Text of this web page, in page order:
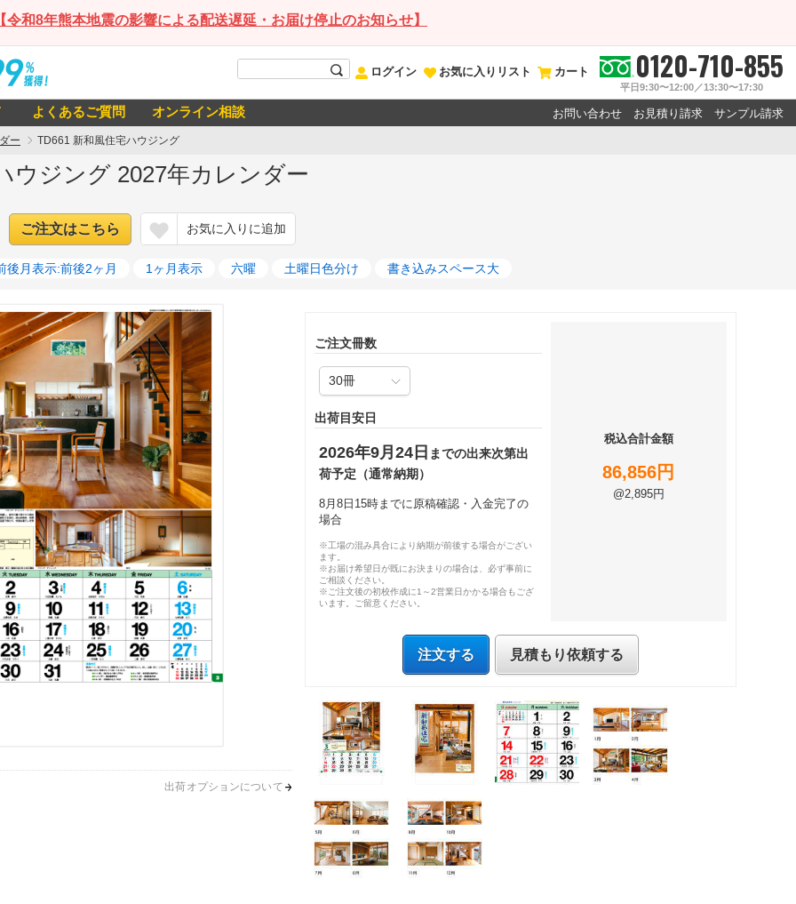
令和8年熊本地震の影響による配送遅延・お届け停止のお知らせ】
ログイン お気に入りリスト カート 0120-710-855
平日9:30〜12:00／13:30〜17:30
よくあるご質問 オンライン相談 お問い合わせ お見積り請求 サンプル請求
ー TD661 新和風住宅ハウジング
ウジング 2027年カレンダー
ご注文はこちら お気に入りに追加
後月表示:前後2ヶ月 1ヶ月表示 六曜 土曜日色分け 書き込みスペース大
出荷オプションについて
ご注文冊数
出荷目安日
2026年9月24日 までの出来次第出
荷予定（通常納期）
8月8日15時までに原稿確認・入金完了の
場合
※工場の混み具合により納期が前後する場合がござい
ます。
※お届け希望日が既にお決まりの場合は、必ず事前に
ご相談ください。
※ご注文後の初校作成に1～2営業日かかる場合もござ
います。ご留意ください。
税込合計金額
86,856円
@2,895円
注文する 見積もり依頼する